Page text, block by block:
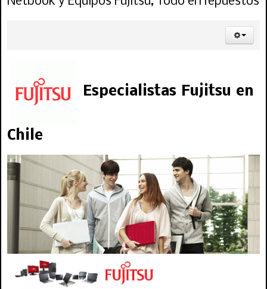
Especialistas Fujitsu en
Chile